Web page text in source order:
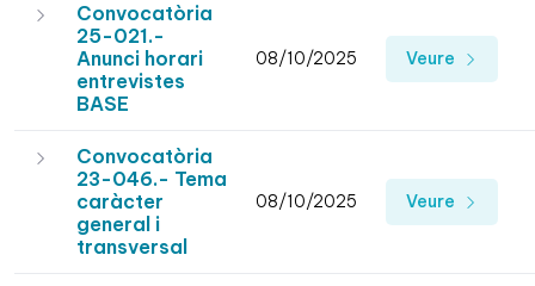
Convocatòria
25-021.-
Anunci horari
entrevistes
BASE
08/10/2025 Veure
Convocatòria
23-046.- Tema
caràcter
general i
transversal
08/10/2025 Veure